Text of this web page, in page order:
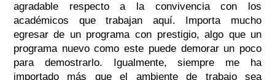
agradable respecto a la convivencia con los
académicos que trabajan aquí. Importa mucho
egresar de un programa con prestigio, algo que un
programa nuevo como este puede demorar un poco
para demostrarlo. Igualmente, siempre me ha
importado más que el ambiente de trabajo sea